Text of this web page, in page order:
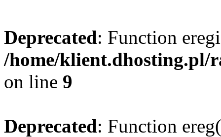
Deprecated: Function
/home/klient.dhosting.pl/
on line 9
Deprecated: Function